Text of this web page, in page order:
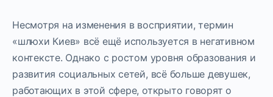
Несмотря на изменения в восприятии, термин
«шлюхи Киев» всё ещё используется в негативном
контексте. Однако с ростом уровня образования и
развития социальных сетей, всё больше девушек,
работающих в этой сфере, открыто говорят о